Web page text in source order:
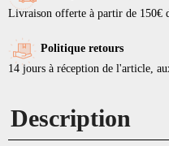
Livraison offerte à partir de 150€
Politique retours
14 jours à réception de l'article,
Description